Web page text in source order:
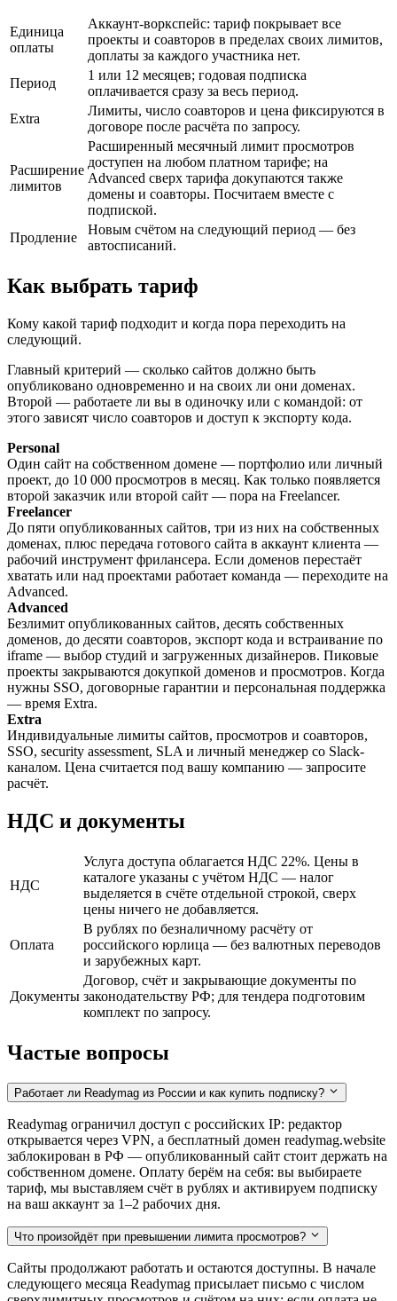
Единица
оплаты
Аккаунт-воркспейс: тариф покрывает все
проекты и соавторов в пределах своих лимитов,
доплаты за каждого участника нет.
Период
1 или 12 месяцев; годовая подписка
оплачивается сразу за весь период.
Extra
Лимиты, число соавторов и цена фиксируются в
договоре после расчёта по запросу.
Расширение
лимитов
Расширенный месячный лимит просмотров
доступен на любом платном тарифе; на
Advanced сверх тарифа докупаются также
домены и соавторы. Посчитаем вместе с
подпиской.
Продление
Новым счётом на следующий период — без
автосписаний.
Как выбрать тариф
Кому какой тариф подходит и когда пора переходить на
следующий.
Главный критерий — сколько сайтов должно быть
опубликовано одновременно и на своих ли они доменах.
Второй — работаете ли вы в одиночку или с командой: от
этого зависят число соавторов и доступ к экспорту кода.
Personal
Один сайт на собственном домене — портфолио или личный
проект, до 10 000 просмотров в месяц. Как только появляется
второй заказчик или второй сайт — пора на Freelancer.
Freelancer
До пяти опубликованных сайтов, три из них на собственных
доменах, плюс передача готового сайта в аккаунт клиента —
рабочий инструмент фрилансера. Если доменов перестаёт
хватать или над проектами работает команда — переходите на
Advanced.
Advanced
Безлимит опубликованных сайтов, десять собственных
доменов, до десяти соавторов, экспорт кода и встраивание по
iframe — выбор студий и загруженных дизайнеров. Пиковые
проекты закрываются докупкой доменов и просмотров. Когда
нужны SSO, договорные гарантии и персональная поддержка
— время Extra.
Extra
Индивидуальные лимиты сайтов, просмотров и соавторов,
SSO, security assessment, SLA и личный менеджер со Slack-
каналом. Цена считается под вашу компанию — запросите
расчёт.
НДС и документы
НДС
Услуга доступа облагается НДС 22%. Цены в
каталоге указаны с учётом НДС — налог
выделяется в счёте отдельной строкой, сверх
цены ничего не добавляется.
Оплата
В рублях по безналичному расчёту от
российского юрлица — без валютных переводов
и зарубежных карт.
Документы
Договор, счёт и закрывающие документы по
законодательству РФ; для тендера подготовим
комплект по запросу.
Частые вопросы
Работает ли Readymag из России и как купить подписку?
Readymag ограничил доступ с российских IP: редактор
открывается через VPN, а бесплатный домен readymag.website
заблокирован в РФ — опубликованный сайт стоит держать на
собственном домене. Оплату берём на себя: вы выбираете
тариф, мы выставляем счёт в рублях и активируем подписку
на ваш аккаунт за 1–2 рабочих дня.
Что произойдёт при превышении лимита просмотров?
Сайты продолжают работать и остаются доступны. В начале
следующего месяца Readymag присылает письмо с числом